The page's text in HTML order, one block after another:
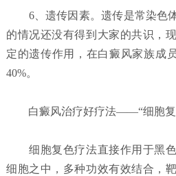
6、遗传因素。遗传是常染色
的情况还没有得到大家的共识，
定的遗传作用，在白癜风家族成
40%。
白癜风治疗好疗法——“细胞复
细胞复色疗法直接作用于黑色
细胞之中，多种功效有效结合，